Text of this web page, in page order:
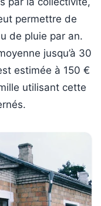
permettre de
de pluie par an.
jusqu’à 30
estimée à 150 €
utilisant cette